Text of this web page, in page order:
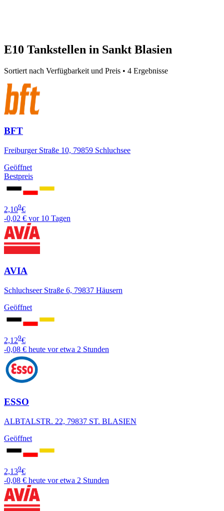
E10 Tankstellen in Sankt Blasien
Sortiert nach Verfügbarkeit und Preis • 4 Ergebnisse
BFT
Freiburger Straße 10, 79859 Schluchsee
Geöffnet
Bestpreis
2,109€
-0,02 € vor 10 Tagen
AVIA
Schluchseer Straße 6, 79837 Häusern
Geöffnet
2,129€
-0,08 € heute vor etwa 2 Stunden
ESSO
ALBTALSTR. 22, 79837 ST. BLASIEN
Geöffnet
2,139€
-0,08 € heute vor etwa 2 Stunden